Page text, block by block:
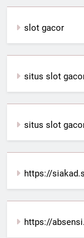
slot gacor
situs slot
situs slot
https://
https://